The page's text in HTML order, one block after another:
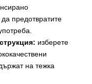
предотвратите
изберете
на тежка